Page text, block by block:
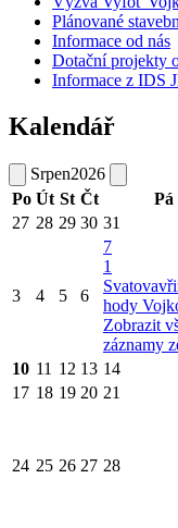
Plánované
Informace od nás
Dotační projekty
Informace z IDS
Kalendář
Srpen2026
Po Út St Čt Pá
27 28 29 30 31
3 4 5 6
7
1
hody
Zobrazit
záznamy
10 11 12 13 14
17 18 19 20 21
24 25 26 27 28